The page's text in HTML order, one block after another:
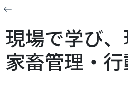
現場で学び
家畜管理・